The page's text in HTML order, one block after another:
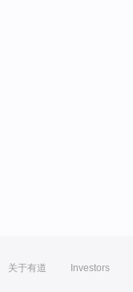
关于有道 Investors